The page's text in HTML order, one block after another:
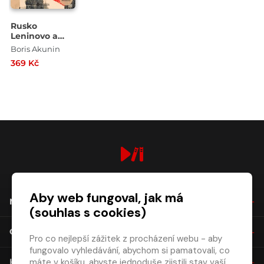
Rusko
Leninovo a
Stalinovo
Boris Akunin
369 Kč
NÁKUP
O SPOLEČNOSTI
Aby web fungoval, jak má
(souhlas s cookies)
Pro co nejlepší zážitek z procházení webu - aby
fungovalo vyhledávání, abychom si pamatovali, co